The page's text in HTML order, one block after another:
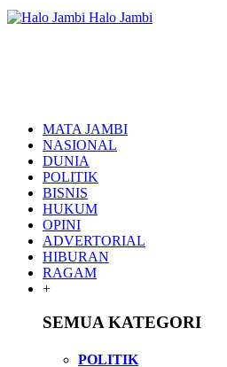
Halo Jambi
MATA JAMBI
NASIONAL
DUNIA
POLITIK
BISNIS
HUKUM
OPINI
ADVERTORIAL
HIBURAN
RAGAM
+
SEMUA KATEGORI
POLITIK